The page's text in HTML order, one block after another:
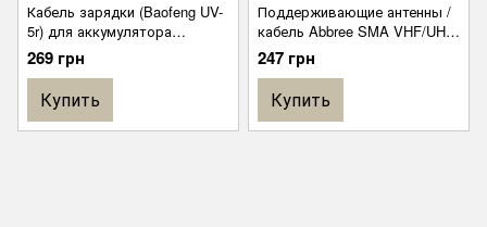
Кабель зарядки (Baofeng UV-
5r) для аккумулятора
3800mah
269 грн
Купить
Поддерживающие антенны /
кабель Abbree SMA VHF/UHF
144/430 МГц 60см для рації
Baofeng
247 грн
Купить